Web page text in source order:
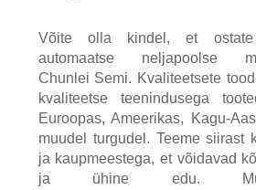
Võite olla kindel, et ostate
automaatse neljapoolse
Chunlei Semi. Kvaliteetsete
kvaliteetse teenindusega
Euroopas, Ameerikas, Kagu-
muudel turgudel. Teeme siirast
ja kaupmeestega, et võidavad
ja ühine edu.